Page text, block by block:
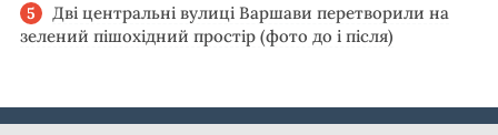
Дві центральні вулиці Варшави перетворили на
зелений пішохідний простір (фото до і після)